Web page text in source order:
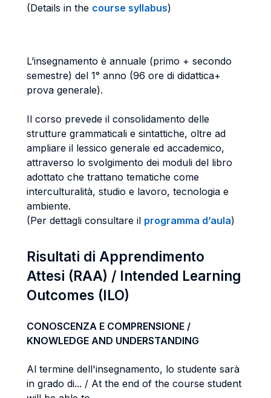
(Details in the course syllabus)
L’insegnamento è annuale (primo + secondo
semestre) del 1° anno (96 ore di didattica+
prova generale).
Il corso prevede il consolidamento delle
strutture grammaticali e sintattiche, oltre ad
ampliare il lessico generale ed accademico,
attraverso lo svolgimento dei moduli del libro
adottato che trattano tematiche come
interculturalità, studio e lavoro, tecnologia e
ambiente.
(Per dettagli consultare il programma d’aula)
Risultati di Apprendimento
Attesi (RAA) / Intended Learning
Outcomes (ILO)
CONOSCENZA E COMPRENSIONE /
KNOWLEDGE AND UNDERSTANDING
Al termine dell'insegnamento, lo studente sarà
in grado di... / At the end of the course student